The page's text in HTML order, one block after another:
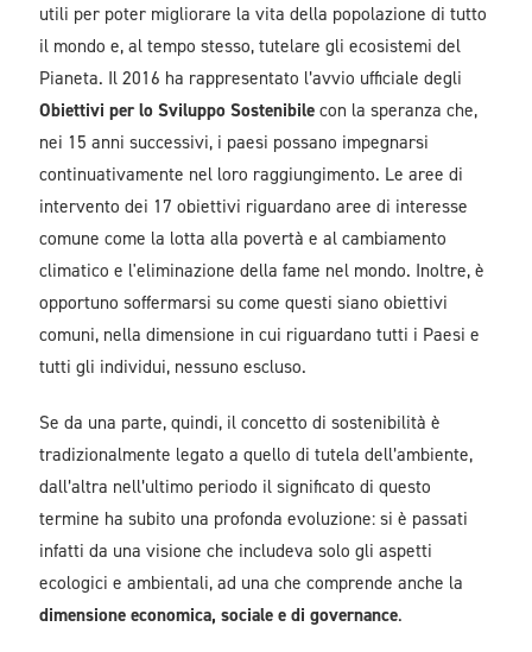
utili per poter migliorare la vita della popolazione di tutto
il mondo e, al tempo stesso, tutelare gli ecosistemi del
Pianeta. Il 2016 ha rappresentato l’avvio ufficiale degli
Obiettivi per lo Sviluppo Sostenibilecon la speranza che,
nei 15 anni successivi, i paesi possano impegnarsi
continuativamente nel loro raggiungimento. Le aree di
intervento dei 17 obiettivi riguardano aree di interesse
comune come la lotta alla povertà e al cambiamento
climatico e l'eliminazione della fame nel mondo. Inoltre, è
opportuno soffermarsi su come questi siano obiettivi
comuni, nella dimensione in cui riguardano tutti i Paesi e
tutti gli individui, nessuno escluso.
Se da una parte, quindi, il concetto di sostenibilità è
tradizionalmente legato a quello di tutela dell’ambiente,
dall’altra nell’ultimo periodo il significato di questo
termine ha subito una profonda evoluzione: si è passati
infatti da una visione che includeva solo gli aspetti
ecologici e ambientali, ad una che comprende anche la
dimensione economica, sociale e di governance.